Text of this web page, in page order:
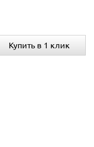
Купить в 1 клик